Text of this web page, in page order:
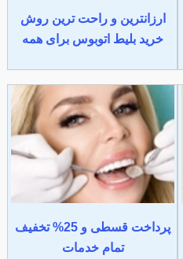
ارزانترین و راحت ترین روش
خرید بلیط اتوبوس برای همه
پرداخت قسطی و 25% تخفیف
تمام خدمات